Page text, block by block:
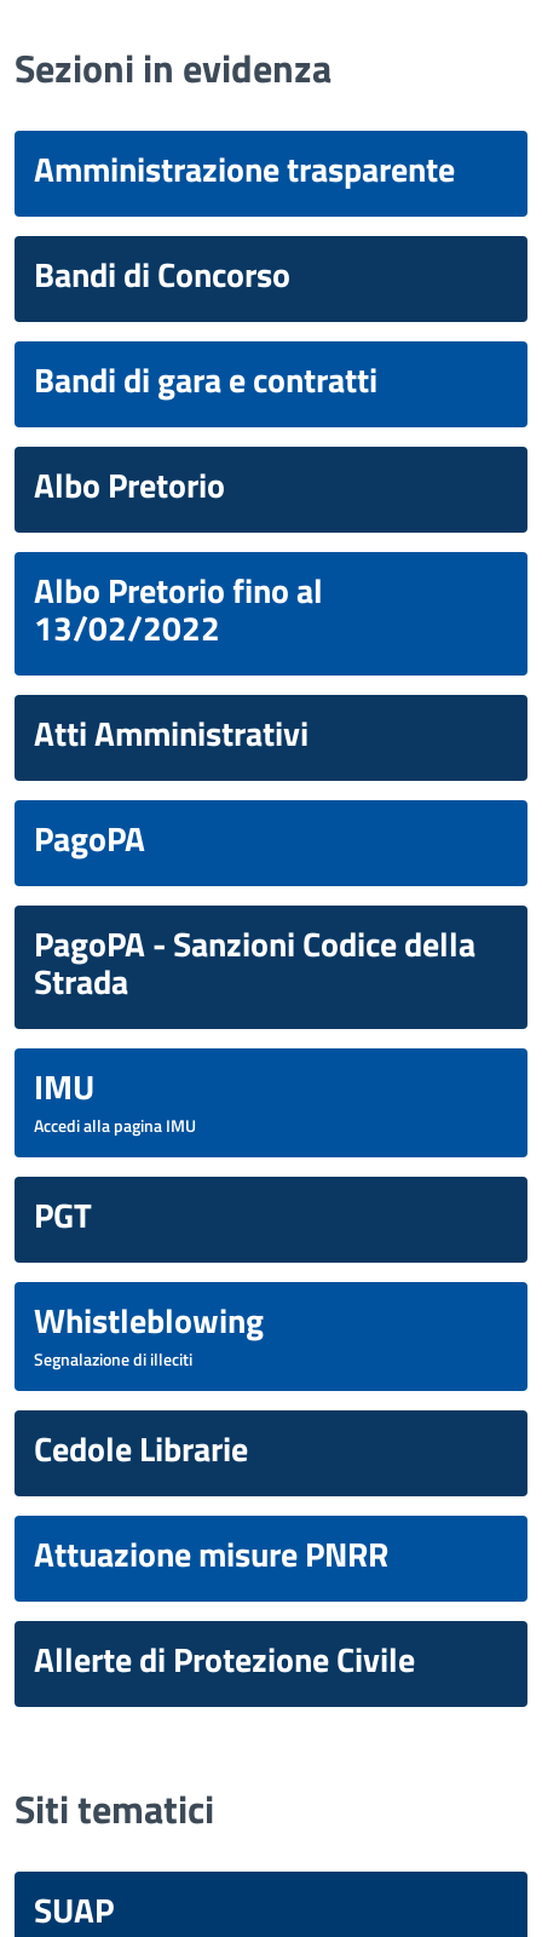
Sezioni in evidenza
Amministrazione trasparente
Bandi di Concorso
Bandi di gara e contratti
Albo Pretorio
Albo Pretorio fino al
13/02/2022
Atti Amministrativi
PagoPA
PagoPA - Sanzioni Codice della
Strada
IMU
Accedi alla pagina IMU
PGT
Whistleblowing
Segnalazione di illeciti
Cedole Librarie
Attuazione misure PNRR
Allerte di Protezione Civile
Siti tematici
SUAP